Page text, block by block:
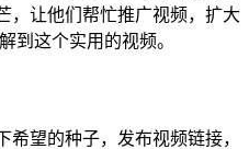
，让他们帮忙推广视频，扩大
到这个实用的视频。
望的种子，发布视频链接，